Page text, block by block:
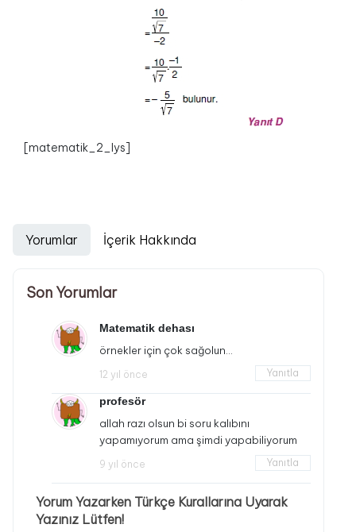
[matematik_2_lys]
Yorumlar İçerik Hakkında
Son Yorumlar
Matematik dehası
örnekler için çok sağolun…
12 yıl önce Yanıtla
profesör
allah razı olsun bi soru kalıbını
yapamıyorum ama şimdi yapabiliyorum
9 yıl önce Yanıtla
Yorum Yazarken Türkçe Kurallarına Uyarak
Yazınız Lütfen!